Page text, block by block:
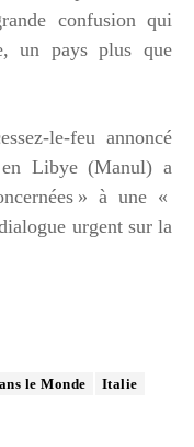
confusion qui
un pays plus que
le-feu annoncé
Libye (Manul) a
» à une «
urgent sur la
le Monde
Italie